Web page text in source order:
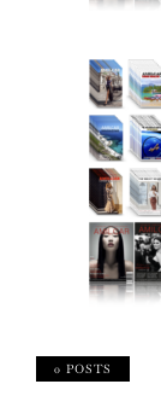
0 POSTS